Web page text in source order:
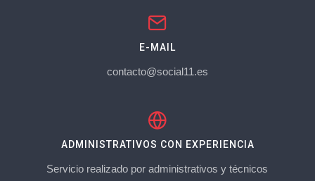
E-MAIL
contacto@social11.es
ADMINISTRATIVOS CON EXPERIENCIA
Servicio realizado por administrativos y técnicos